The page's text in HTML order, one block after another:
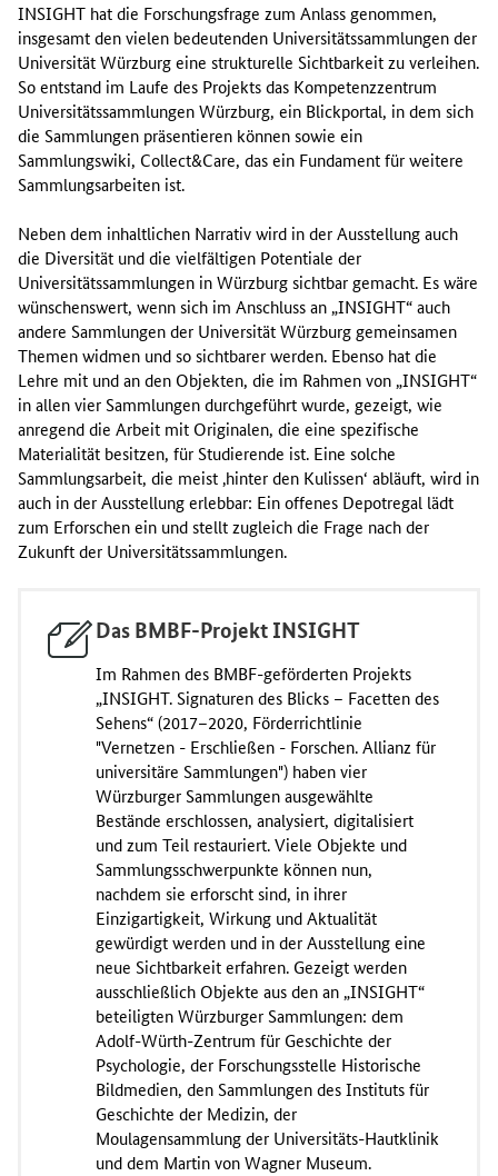
INSIGHT hat die Forschungsfrage zum Anlass genommen,
insgesamt den vielen bedeutenden Universitätssammlungen der
Universität Würzburg eine strukturelle Sichtbarkeit zu verleihen.
So entstand im Laufe des Projekts das Kompetenzzentrum
Universitätssammlungen Würzburg, ein Blickportal, in dem sich
die Sammlungen präsentieren können sowie ein
Sammlungswiki, Collect&Care, das ein Fundament für weitere
Sammlungsarbeiten ist.
Neben dem inhaltlichen Narrativ wird in der Ausstellung auch
die Diversität und die vielfältigen Potentiale der
Universitätssammlungen in Würzburg sichtbar gemacht. Es wäre
wünschenswert, wenn sich im Anschluss an „INSIGHT“ auch
andere Sammlungen der Universität Würzburg gemeinsamen
Themen widmen und so sichtbarer werden. Ebenso hat die
Lehre mit und an den Objekten, die im Rahmen von „INSIGHT“
in allen vier Sammlungen durchgeführt wurde, gezeigt, wie
anregend die Arbeit mit Originalen, die eine spezifische
Materialität besitzen, für Studierende ist. Eine solche
Sammlungsarbeit, die meist ‚hinter den Kulissen‘ abläuft, wird in
auch in der Ausstellung erlebbar: Ein offenes Depotregal lädt
zum Erforschen ein und stellt zugleich die Frage nach der
Zukunft der Universitätssammlungen.
Das BMBF-Projekt INSIGHT
Im Rahmen des BMBF-geförderten Projekts
„INSIGHT. Signaturen des Blicks – Facetten des
Sehens“ (2017–2020, Förderrichtlinie
"Vernetzen - Erschließen - Forschen. Allianz für
universitäre Sammlungen") haben vier
Würzburger Sammlungen ausgewählte
Bestände erschlossen, analysiert, digitalisiert
und zum Teil restauriert. Viele Objekte und
Sammlungsschwerpunkte können nun,
nachdem sie erforscht sind, in ihrer
Einzigartigkeit, Wirkung und Aktualität
gewürdigt werden und in der Ausstellung eine
neue Sichtbarkeit erfahren. Gezeigt werden
ausschließlich Objekte aus den an „INSIGHT“
beteiligten Würzburger Sammlungen: dem
Adolf-Würth-Zentrum für Geschichte der
Psychologie, der Forschungsstelle Historische
Bildmedien, den Sammlungen des Instituts für
Geschichte der Medizin, der
Moulagensammlung der Universitäts-Hautklinik
und dem Martin von Wagner Museum.